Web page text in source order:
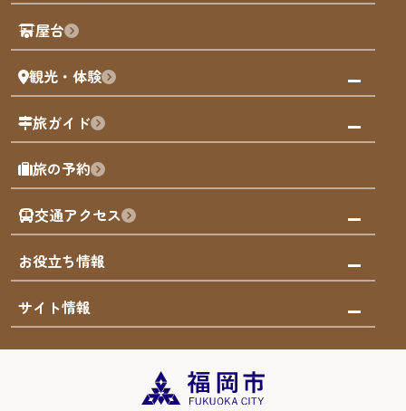
観光PR動画
まち歩き
福岡グルメ
福岡を楽しむ
福岡のアート
福岡のナイトタイム
福岡の歴史・文化
サステナブルツーリズム
福岡検定
よかなび音声ガイド
屋台
観光・体験
観る・遊ぶ
屋台
買う
体験
泊まる
旅ガイド
モデルコース
AIおまかせコース
オリジナルプラン
みんなの旅行記
旅の予約
交通アクセス
市内交通ガイド
お得なチケット
お役立ち情報
お知らせ
災害情報
サイト情報
まち歩き・体験プログラム掲載申込